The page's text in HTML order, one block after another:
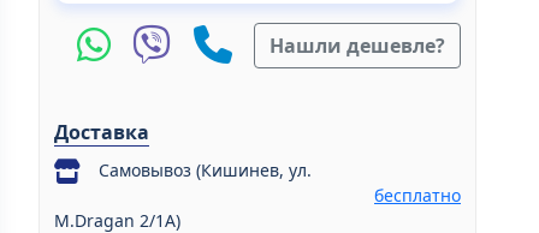
Нашли дешевле?
Доставка
Самовывоз (Кишинев, ул.
M.Dragan 2/1A)
бесплатно